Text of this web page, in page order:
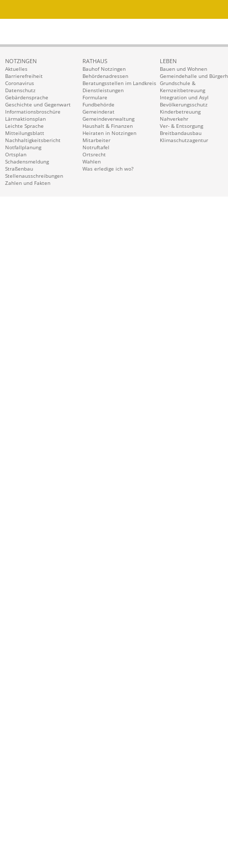
NOTZINGEN
Aktuelles
Barrierefreiheit
Coronavirus
Datenschutz
Gebärdensprache
Geschichte und Gegenwart
Informationsbroschüre
Lärmaktionsplan
Leichte Sprache
Mitteilungsblatt
Nachhaltigkeitsbericht
Notfallplanung
Ortsplan
Schadensmeldung
Straßenbau
Stellenausschreibungen
Zahlen und Fakten
RATHAUS
Bauhof Notzingen
Behördenadressen
Beratungsstellen im Landkreis
Dienstleistungen
Formulare
Fundbehörde
Gemeinderat
Gemeindeverwaltung
Haushalt & Finanzen
Heiraten in Notzingen
Mitarbeiter
Notruftafel
Ortsrecht
Wahlen
Was erledige ich wo?
LEBEN
Bauen und Wohnen
Gemeindehalle und
Grundschule &
Kernzeitbetreuung
Integration und Asyl
Bevölkerungsschutz
Kinderbetreuung
Nahverkehr
Ver- & Entsorgung
Breitbandausbau
Klimaschutzagentur